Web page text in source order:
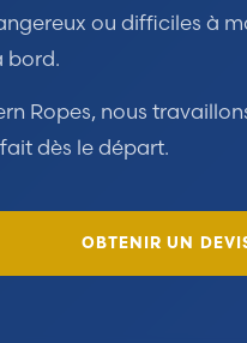
ou difficiles à
bord.
Ropes, nous
dès le départ.
OBTENIR UN